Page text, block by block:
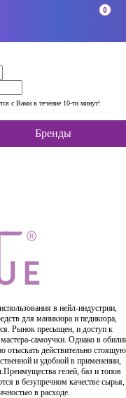
с Вами в течение 10-ти минут!
0
Бренды
в нейл-индустрии,
для маникюра и педикюра,
Рынок пресыщен, и доступ к
самоучки. Однако в
отыскать действительно стоящую
и удобной в применении,
гелей, баз и топов
в безупречном качестве сырья,
в расходе.